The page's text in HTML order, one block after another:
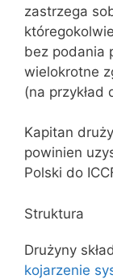
zastrzega
bez podania
wielokrotne
(na przykład
Kapitan
powinien
Polski do
Struktura
Drużyny
kojarzenie